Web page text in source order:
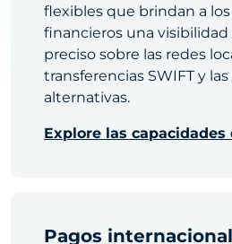
flexibles que brindan a
financieros una visibilidad
preciso sobre las redes
transferencias SWIFT y
alternativas.
Explore las capacidades
Pagos